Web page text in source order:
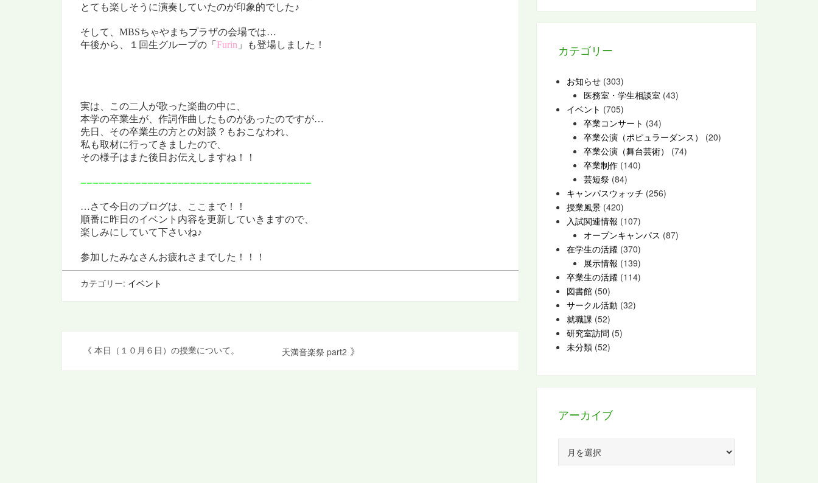
とても楽しそうに演奏していたのが印象的でした♪
そして、MBSちゃやまちプラザの会場では…
午後から、１回生グループの「 Furin 」も登場しました！
実は、この二人が歌った楽曲の中に、
本学の卒業生が、作詞作曲したものがあったのですが…
先日、その卒業生の方との対談？もおこなわれ、
私も取材に行ってきましたので、
その様子はまた後日お伝えしますね！！
ーーーーーーーーーーーーーーーーーーーーーーーーーーーーーーーーーーーーーー
…さて今日のブログは、ここまで！！
順番に昨日のイベント内容を更新していきますので、
楽しみにしていて下さいね♪
参加したみなさんお疲れさまでした！！！
カテゴリー: イベント
《 本日（１０月６日）の授業について。 天満音楽祭 part2 》
カテゴリー
お知らせ (303)
医務室・学生相談室 (43)
イベント (705)
卒業コンサート (34)
卒業公演（ポピュラーダンス）
(20)
卒業公演（舞台芸術）
(74)
卒業制作 (140)
芸短祭 (84)
キャンパスウォッチ (256)
授業風景 (420)
入試関連情報 (107)
オープンキャンパス (87)
在学生の活躍 (370)
展示情報 (139)
卒業生の活躍 (114)
図書館 (50)
サークル活動 (32)
就職課 (52)
研究室訪問 (5)
未分類 (52)
アーカイブ
カ